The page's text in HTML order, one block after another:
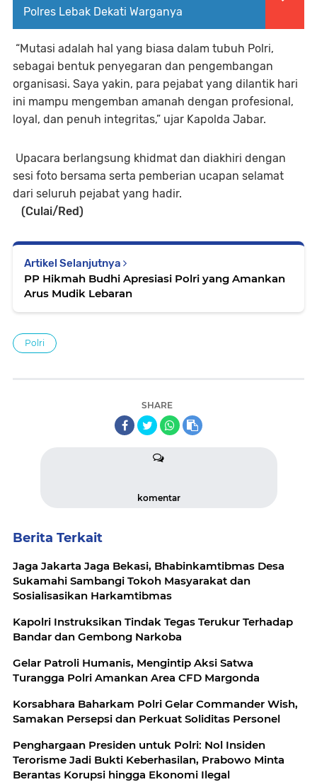
Polres Lebak Dekati Warganya
“Mutasi adalah hal yang biasa dalam tubuh Polri,
sebagai bentuk penyegaran dan pengembangan
organisasi. Saya yakin, para pejabat yang dilantik hari
ini mampu mengemban amanah dengan profesional,
loyal, dan penuh integritas,” ujar Kapolda Jabar.
Upacara berlangsung khidmat dan diakhiri dengan
sesi foto bersama serta pemberian ucapan selamat
dari seluruh pejabat yang hadir.
(Culai/Red)
Artikel Selanjutnya
PP Hikmah Budhi Apresiasi Polri yang Amankan
Arus Mudik Lebaran
Polri
SHARE
komentar
Berita Terkait
Jaga Jakarta Jaga Bekasi, Bhabinkamtibmas Desa
Sukamahi Sambangi Tokoh Masyarakat dan
Sosialisasikan Harkamtibmas
Kapolri Instruksikan Tindak Tegas Terukur Terhadap
Bandar dan Gembong Narkoba
Gelar Patroli Humanis, Mengintip Aksi Satwa
Turangga Polri Amankan Area CFD Margonda
Korsabhara Baharkam Polri Gelar Commander Wish,
Samakan Persepsi dan Perkuat Soliditas Personel
Penghargaan Presiden untuk Polri: Nol Insiden
Terorisme Jadi Bukti Keberhasilan, Prabowo Minta
Berantas Korupsi hingga Ekonomi Ilegal